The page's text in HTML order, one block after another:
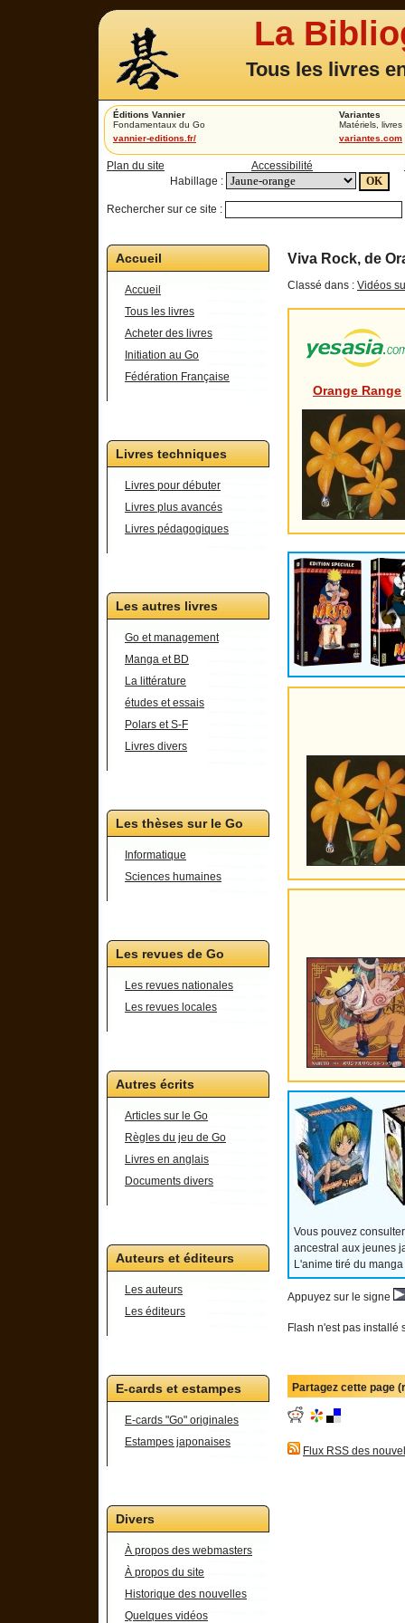
La
Tous les livres
Éditions Vannier
Fondamentaux du Go
vannier-editions.fr/
Variantes
Matériels,
variantes.com
Plan du site Accessibilité
Habillage :
Rechercher sur ce site :
Accueil
Accueil
Tous les livres
Acheter des livres
Initiation au Go
Fédération Française
Livres techniques
Livres pour débuter
Livres plus avancés
Livres pédagogiques
Les autres livres
Go et management
Manga et BD
La littérature
études et essais
Polars et S-F
Livres divers
Les thèses sur le Go
Informatique
Sciences humaines
Les revues de Go
Les revues nationales
Les revues locales
Autres écrits
Articles sur le Go
Règles du jeu de Go
Livres en anglais
Documents divers
Auteurs et éditeurs
Les auteurs
Les éditeurs
E-cards et estampes
E-cards "Go" originales
Estampes japonaises
Divers
À propos des webmasters
À propos du site
Historique des nouvelles
Quelques vidéos
Viva Rock, de
Classé dans : Vidéos
Orange Range
Vous pouvez
ancestral aux jeunes
L'anime tiré du
Appuyez sur le signe
Flash n'est pas installé
Partagez cette page
Flux RSS des